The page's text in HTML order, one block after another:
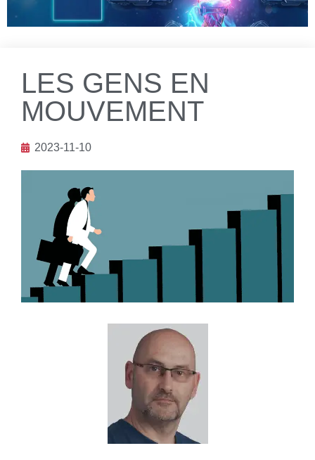
LES GENS EN
MOUVEMENT
2023-11-10